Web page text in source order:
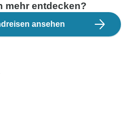
mehr entdecken?
ansehen